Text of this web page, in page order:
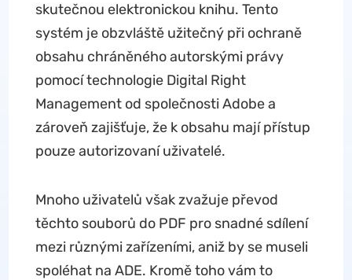
skutečnou elektronickou knihu. Tento
systém je obzvláště užitečný při ochraně
obsahu chráněného autorskými právy
pomocí technologie Digital Right
Management od společnosti Adobe a
zároveň zajišťuje, že k obsahu mají přístup
pouze autorizovaní uživatelé.
Mnoho uživatelů však zvažuje převod
těchto souborů do PDF pro snadné sdílení
mezi různými zařízeními, aniž by se museli
spoléhat na ADE. Kromě toho vám to